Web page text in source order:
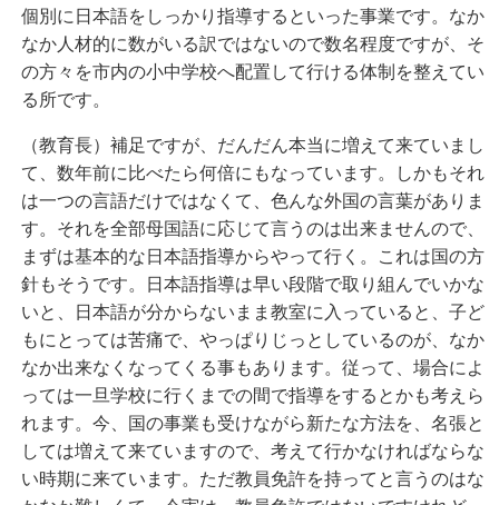
個別に日本語をしっかり指導するといった事業です。なか
なか人材的に数がいる訳ではないので数名程度ですが、そ
の方々を市内の小中学校へ配置して行ける体制を整えてい
る所です。
（教育長）補足ですが、だんだん本当に増えて来ていまし
て、数年前に比べたら何倍にもなっています。しかもそれ
は一つの言語だけではなくて、色んな外国の言葉がありま
す。それを全部母国語に応じて言うのは出来ませんので、
まずは基本的な日本語指導からやって行く。これは国の方
針もそうです。日本語指導は早い段階で取り組んでいかな
いと、日本語が分からないまま教室に入っていると、子ど
もにとっては苦痛で、やっぱりじっとしているのが、なか
なか出来なくなってくる事もあります。従って、場合によ
っては一旦学校に行くまでの間で指導をするとかも考えら
れます。今、国の事業も受けながら新たな方法を、名張と
しては増えて来ていますので、考えて行かなければならな
い時期に来ています。ただ教員免許を持ってと言うのはな